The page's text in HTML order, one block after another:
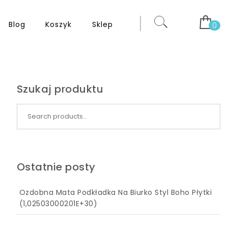
Blog Koszyk Sklep 0
Szukaj produktu
Ostatnie posty
Ozdobna Mata Podkładka Na Biurko Styl Boho Płytki
(1,02503000201E+30)